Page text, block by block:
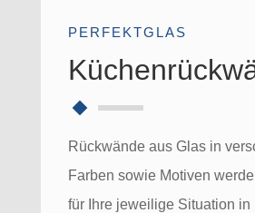
PERFEKTGLAS
Rückwände aus Glas in
Farben sowie Motiven
für Ihre jeweilige Situation in